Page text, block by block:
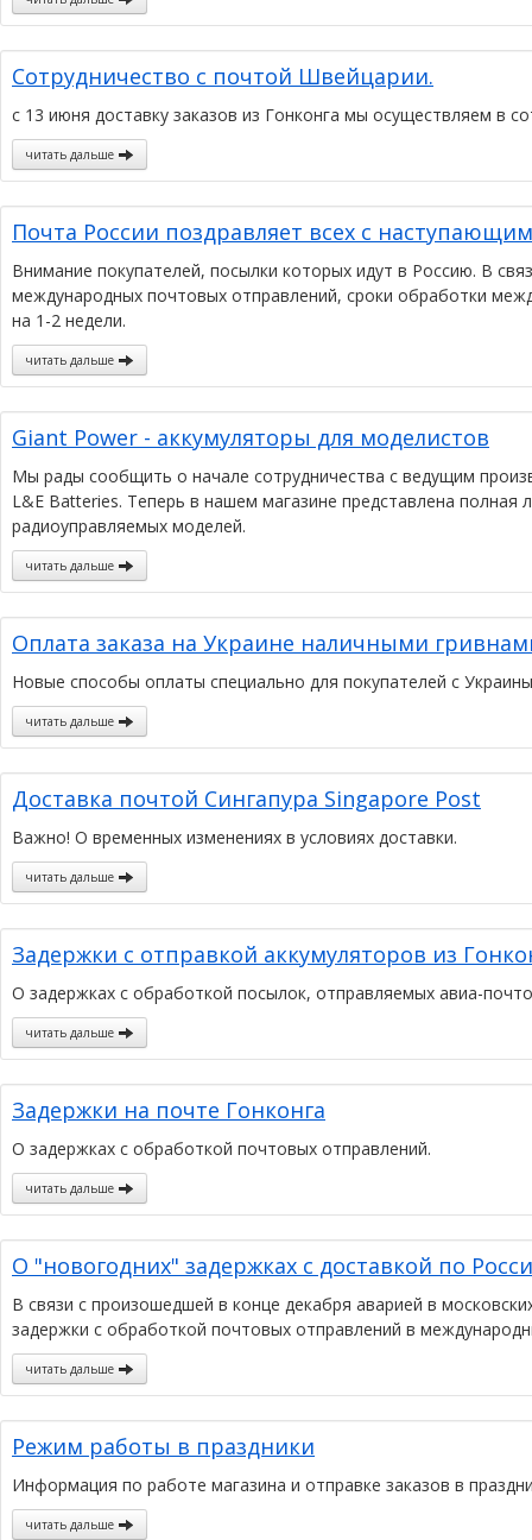
Сотрудничество с почтой Швейцарии.
с 13 июня доставку заказов из Гонконга мы осуществляем в
читать дальше
Почта России поздравляет всех с
Внимание покупателей, посылки которых идут в Россию. В
международных почтовых отправлений, сроки обработки
на 1-2 недели.
читать дальше
Giant Power - аккумуляторы для моделистов
Мы рады сообщить о начале сотрудничества с ведущим
L&E Batteries. Теперь в нашем магазине представлена полная
радиоуправляемых моделей.
читать дальше
Оплата заказа на Украине наличными
Новые способы оплаты специально для покупателей с
читать дальше
Доставка почтой Сингапура Singapore Post
Важно! О временных изменениях в условиях доставки.
читать дальше
Задержки с отправкой аккумуляторов из
О задержках с обработкой посылок, отправляемых авиа-
читать дальше
Задержки на почте Гонконга
О задержках с обработкой почтовых отправлений.
читать дальше
О "новогодних" задержках с доставкой по
В связи с произошедшей в конце декабря аварией в
задержки с обработкой почтовых отправлений в
читать дальше
Режим работы в праздники
Информация по работе магазина и отправке заказов в
читать дальше